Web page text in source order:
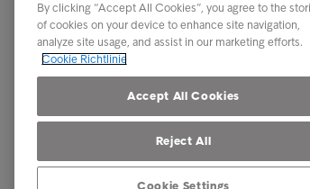
Reports & Insights
Über Intrum
By clicking “Accept All Cookies”, you agree to the
of cookies on your device to enhance site navigation,
analyze site usage, and assist in our marketing efforts.
Cookie Richtlinie
Accept All Cookies
Reject All
Cookie Settings